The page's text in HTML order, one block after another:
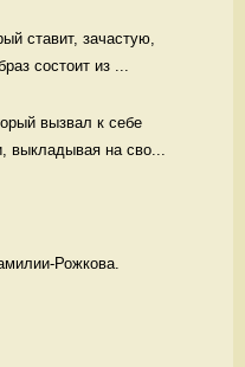
ставит, зачастую,
состоит из ...
вызвал к себе
выкладывая на сво...
Рожкова.